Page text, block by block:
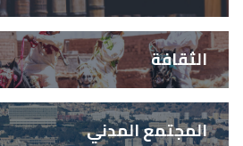
الثقافة
المجتمع المدني